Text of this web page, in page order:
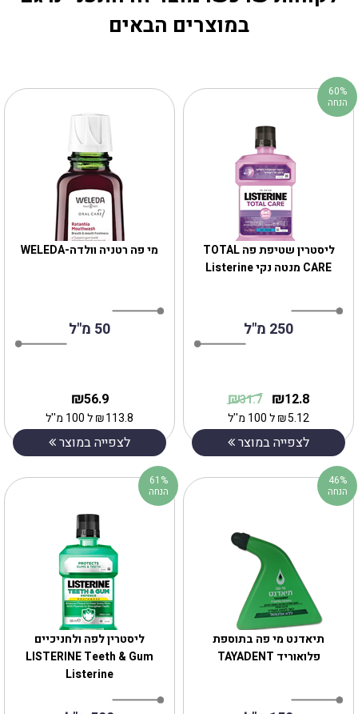
במוצרים הבאים
מי פה רטניה וולדה-WELEDA
50 מ"ל
56.9
₪
113.8
₪ל 100 מ''ל
לצפייה במוצר
ליסטרין שטיפת פה TOTAL
CARE מנטה נקי Listerine
250 מ"ל
12.8
₪
31.7
₪
5.12
₪ל 100 מ''ל
לצפייה במוצר
60%
הנחה
ליסטרין לפה ולחניכיים
LISTERINE Teeth & Gum
Listerine
61%
הנחה
‎תיאדנט מי פה בתוספת
פלואוריד TAYADENT
46%
הנחה